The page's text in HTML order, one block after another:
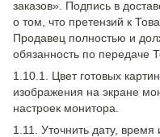
заказов». Подпись в
о том, что претензий к
Продавец полностью и
обязанность по передаче
1.10.1. Цвет готовых
изображения на экране
настроек монитора.
1.11. Уточнить дату,